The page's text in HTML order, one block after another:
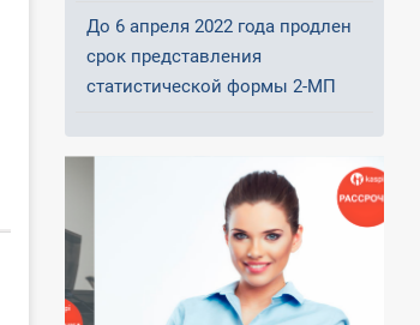
До 6 апреля 2022 года продлен
срок представления
статистической формы 2-МП